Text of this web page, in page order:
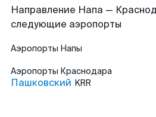
Направление Напа —
следующие аэропорты
Аэропорты Напы
Аэропорты Краснодара
Пашковский KRR